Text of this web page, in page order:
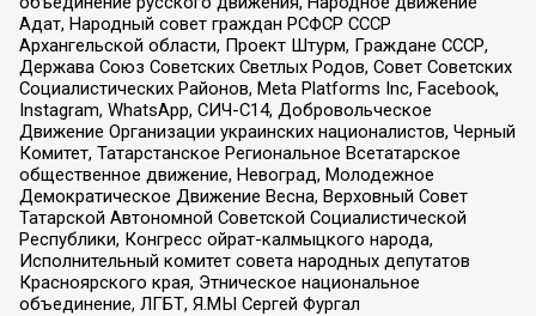
Адат, Народный совет граждан РСФСР СССР
Архангельской области, Проект Штурм, Граждане СССР,
Держава Союз Советских Светлых Родов, Совет Советских
Социалистических Районов, Meta Platforms Inc, Facebook,
Instagram, WhatsApp, СИЧ-С14, Добровольческое
Движение Организации украинских националистов, Черный
Комитет, Татарстанское Региональное Всетатарское
общественное движение, Невоград, Молодежное
Демократическое Движение Весна, Верховный Совет
Татарской Автономной Советской Социалистической
Республики, Конгресс ойрат-калмыцкого народа,
Исполнительный комитет совета народных депутатов
Красноярского края, Этническое национальное
объединение, ЛГБТ, Я.МЫ Сергей Фургал